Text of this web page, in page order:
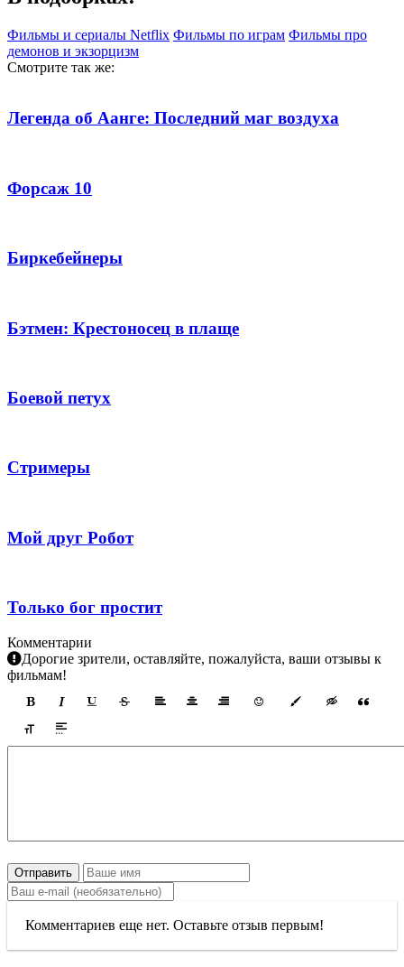
Фильмы и сериалы Netflix Фильмы по играм Фильмы про
демонов и экзорцизм
Смотрите так же:
Легенда об Аанге: Последний маг воздуха
Форсаж 10
Биркебейнеры
Бэтмен: Крестоносец в плаще
Боевой петух
Стримеры
Мой друг Робот
Только бог простит
Комментарии
Дорогие зрители, оставляйте, пожалуйста, ваши отзывы к
фильмам!
Отправить
Комментариев еще нет. Оставьте отзыв первым!